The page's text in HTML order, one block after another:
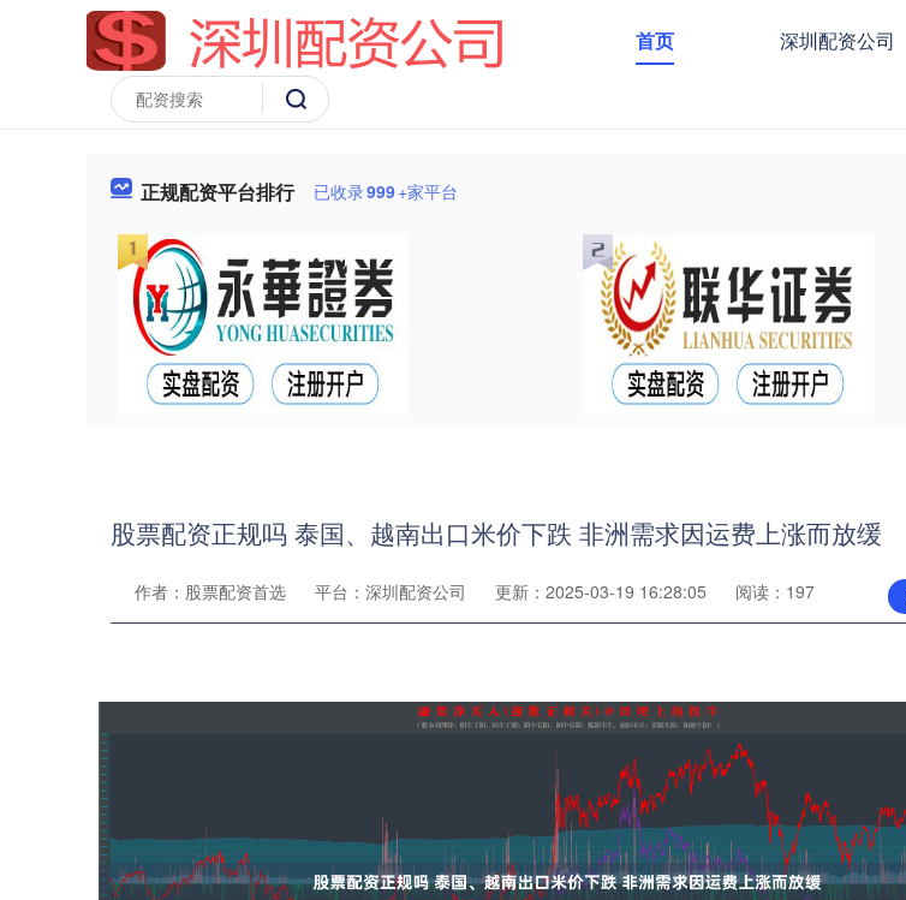
首页 深圳配资公司
正规配资平台排行 已收录999+家平台
股票配资正规吗 泰国、越南出口米价下跌 非洲需求因运费上涨而放缓
作者：股票配资首选 平台：深圳配资公司 更新：2025-03-19 16:28:05 阅读：197